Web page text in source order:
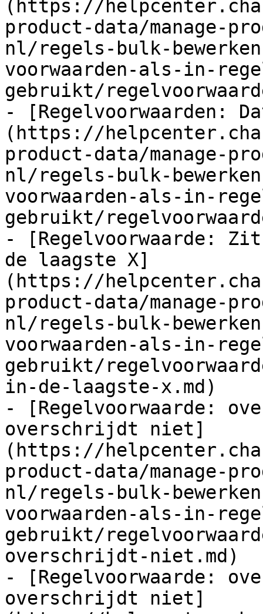
(https://
product-data/manage-
nl/regels-bulk-
voorwaarden-als-in-
gebruikt/
- [Regelvoorwaarden:
(https://
product-data/manage-
nl/regels-bulk-
voorwaarden-als-in-
gebruikt/
- [Regelvoorwaarde:
de laagste X]
(https://
product-data/manage-
nl/regels-bulk-
voorwaarden-als-in-
gebruikt/
in-de-laagste-x.md)
- [Regelvoorwaarde:
overschrijdt niet]
(https://
product-data/manage-
nl/regels-bulk-
voorwaarden-als-in-
gebruikt/
overschrijdt-niet.md)
- [Regelvoorwaarde:
overschrijdt niet]